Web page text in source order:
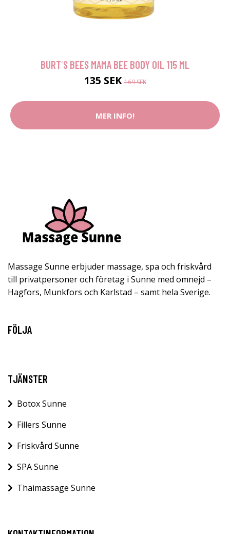
BURT´S BEES MAMA BEE BODY OIL 115 ML
135 SEK169 SEK
MER INFO!
Massage Sunne erbjuder massage, spa och friskvård
till privatpersoner och företag i Sunne med omnejd –
Hagfors, Munkfors och Karlstad – samt hela Sverige.
FÖLJA
TJÄNSTER
Botox Sunne
Fillers Sunne
Friskvård Sunne
SPA Sunne
Thaimassage Sunne